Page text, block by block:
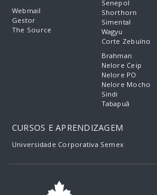
Webmail
Gestor
The Source
Senepol
Shorthorn
Simental
Wagyu
Corte Zebuíno
Brahman
Nelore Ceip
Nelore PO
Nelore Mocho
Sindi
Tabapuã
CURSOS E APRENDIZAGEM
Universidade Corporativa Semex